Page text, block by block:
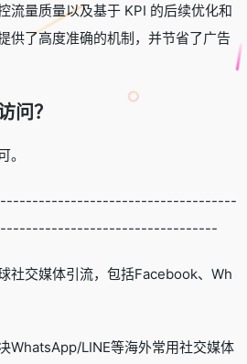
流量质量以及基于 KPI 的后续优化和
供了高度准确的机制，并节省了广告
问？
。
社交媒体引流，包括Facebook、Wh
WhatsApp/LINE等海外常用社交媒体